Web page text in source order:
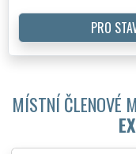
PRO
MÍSTNÍ ČLENOVÉ